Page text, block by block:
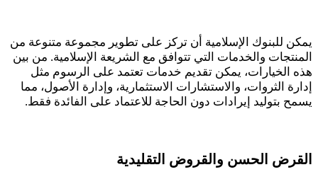
يمكن للبنوك الإسلامية أن تركز على تطوير مجموعة متنوعة من
المنتجات والخدمات التي تتوافق مع الشريعة الإسلامية. من بين
هذه الخيارات، يمكن تقديم خدمات تعتمد على الرسوم مثل
إدارة الثروات، والاستشارات الاستثمارية، وإدارة الأصول، مما
يسمح بتوليد إيرادات دون الحاجة للاعتماد على الفائدة فقط.
القرض الحسن والقروض التقليدية